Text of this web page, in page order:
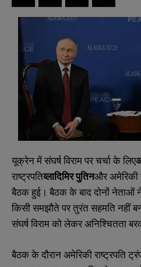
यूक्रेन में संघर्ष विराम पर चर्चा के लिए
राष्ट्रपतिव्लादिमिर पुतिनऔर अमेरिकी
बैठक हुई। बैठक के बाद दोनों नेताओं
किसी समझौते पर तुरंत सहमति नहीं
संघर्ष विराम को लेकर अनिश्चितता
बैठक के दौरान अमेरिकी राष्ट्रपति